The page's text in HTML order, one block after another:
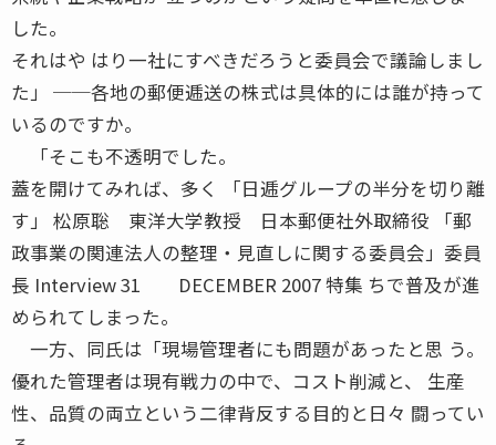
した。
それはや はり一社にすべきだろうと委員会で議論しまし
た」 ──各地の郵便逓送の株式は具体的には誰が持って
いるのですか。
「そこも不透明でした。
蓋を開けてみれば、多く 「日逓グループの半分を切り離
す」 松原聡 東洋大学教授 日本郵便社外取締役 「郵
政事業の関連法人の整理・見直しに関する委員会」委員
長 Interview 31 DECEMBER 2007 特集 ちで普及が進
められてしまった。
一方、同氏は「現場管理者にも問題があったと思 う。
優れた管理者は現有戦力の中で、コスト削減と、 生産
性、品質の両立という二律背反する目的と日々 闘ってい